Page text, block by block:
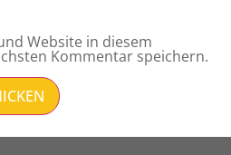
Website in diesem
Kommentar speichern.